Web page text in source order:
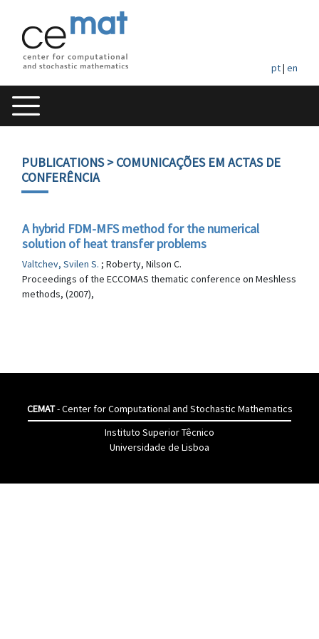
pt| en
PUBLICATIONS> COMUNICAÇÕES EM ACTAS DE
CONFERÊNCIA
A hybrid FDM-MFS method for the numerical
solution of heat transfer problems
Valtchev, Svilen S. ; Roberty, Nilson C.
Proceedings of the ECCOMAS thematic conference on Meshless
methods, (2007),
CEMAT- Center for Computational and Stochastic Mathematics
Instituto Superior Têcnico
Universidade de Lisboa